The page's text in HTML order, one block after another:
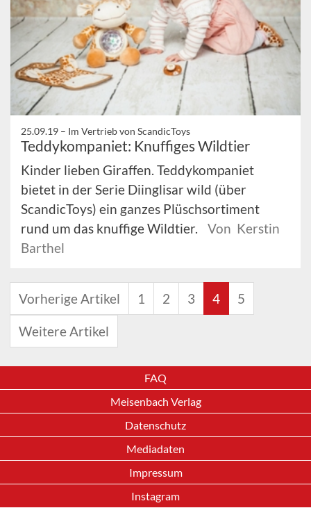
25.09.19 – Im Vertrieb von ScandicToys
Teddykompaniet: Knuffiges Wildtier
Kinder lieben Giraffen. Teddykompaniet
bietet in der Serie Diinglisar wild (über
ScandicToys) ein ganzes Plüschsortiment
rund um das knuffige Wildtier.
Von Kerstin
Barthel
Vorherige Artikel 1 2 3 4 5
Weitere Artikel
FAQ
Meisenbach Verlag
Datenschutz
Mediadaten
Impressum
Instagram